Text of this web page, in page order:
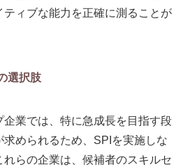
ィブな能力を正確に測ることが
選択肢
企業では、特に急成長を目指す段
求められるため、SPIを実施しな
らの企業は、候補者のスキルセ